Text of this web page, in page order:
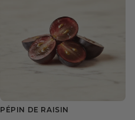
PÉPIN DE RAISIN